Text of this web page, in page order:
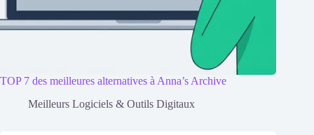
TOP 7 des meilleures alternatives à Anna’s Archive
Meilleurs Logiciels & Outils Digitaux